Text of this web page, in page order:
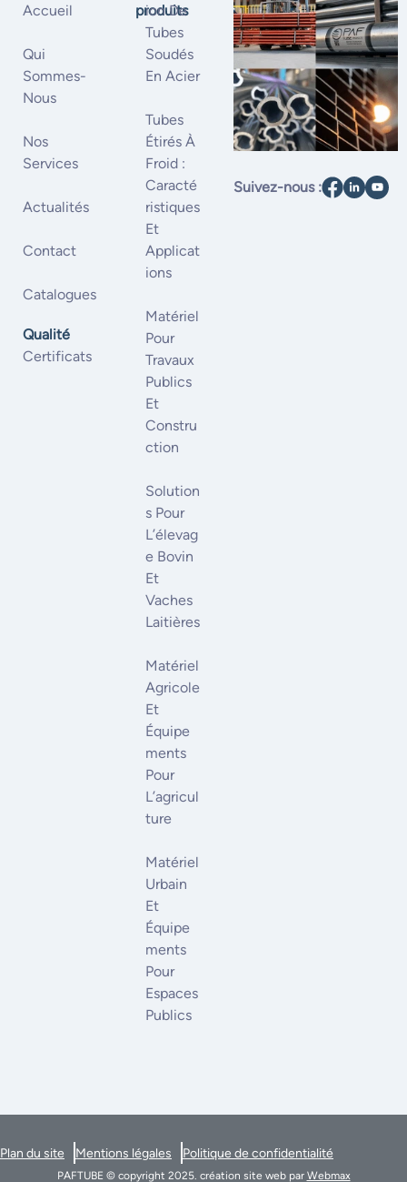
Accueil
Qui
Sommes-
Nous
Nos
Services
Actualités
Contact
Catalogues
Qualité
Certificats
produits
Ion De
Tubes
Soudés
En Acier
Tubes
Étirés À
Froid :
Caracté
Ristiques
Et
Applicat
Ions
Matériel
Pour
Travaux
Publics
Et
Constru
Ction
Solution
S Pour
L’élevag
E Bovin
Et
Vaches
Laitières
Matériel
Agricole
Et
Équipe
Ments
Pour
L’agricul
Ture
Matériel
Urbain
Et
Équipe
Ments
Pour
Espaces
Publics
Suivez-nous :
PAFTUBE © copyright 2025. création site web par Webmax
Plan du site Mentions légales Politique de confidentialité